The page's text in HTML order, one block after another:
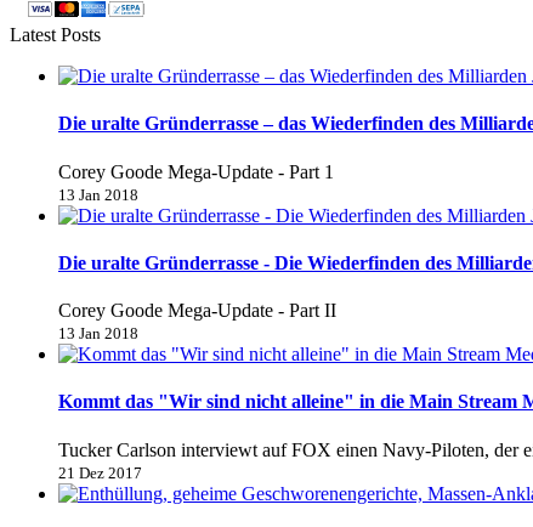
Latest Posts
Die uralte Gründerrasse – das Wiederfinden des
Corey Goode Mega-Update - Part 1
13 Jan 2018
Die uralte Gründerrasse - Die Wiederfinden des
Corey Goode Mega-Update - Part II
13 Jan 2018
Kommt das "Wir sind nicht alleine" in die Main Stream
Tucker Carlson interviewt auf FOX einen Navy-Piloten, der
21 Dez 2017